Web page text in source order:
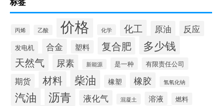
丙烯 乙酸 价格 化学 化工 原油 反应
发电机 合金 塑料 复合肥 多少钱
天然气 尿素 新能源 是一种 有限责任公司
期货 材料 柴油 橡塑 橡胶 氢氧化钠
汽油 沥青 液化气 混凝土 溶液 燃料